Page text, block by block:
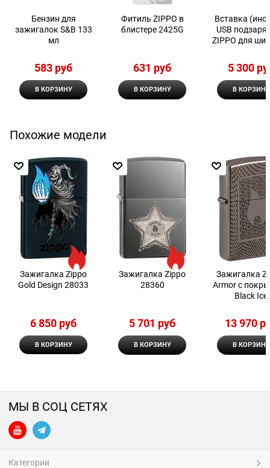
Бензин для
зажигалок S&B 133
мл
583 руб
В КОРЗИНУ
Фитиль ZIPPO в
блистере 2425G
631 руб
В КОРЗИНУ
Вставка
USB
ZIPPO для
5 300
В КОРЗИНУ
Похожие модели
Зажигалка Zippo
Gold Design 28033
6 850 руб
В КОРЗИНУ
Зажигалка Zippo
28360
5 701 руб
В КОРЗИНУ
Зажигалка
Armor с
Black Ice
13 970
В КОРЗИНУ
МЫ В СОЦ СЕТЯХ
Категории